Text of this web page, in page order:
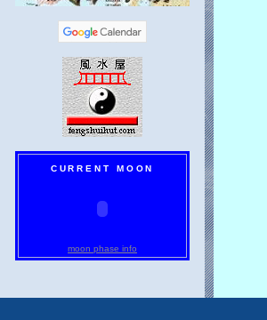
CURRENT MOON
moon phase info